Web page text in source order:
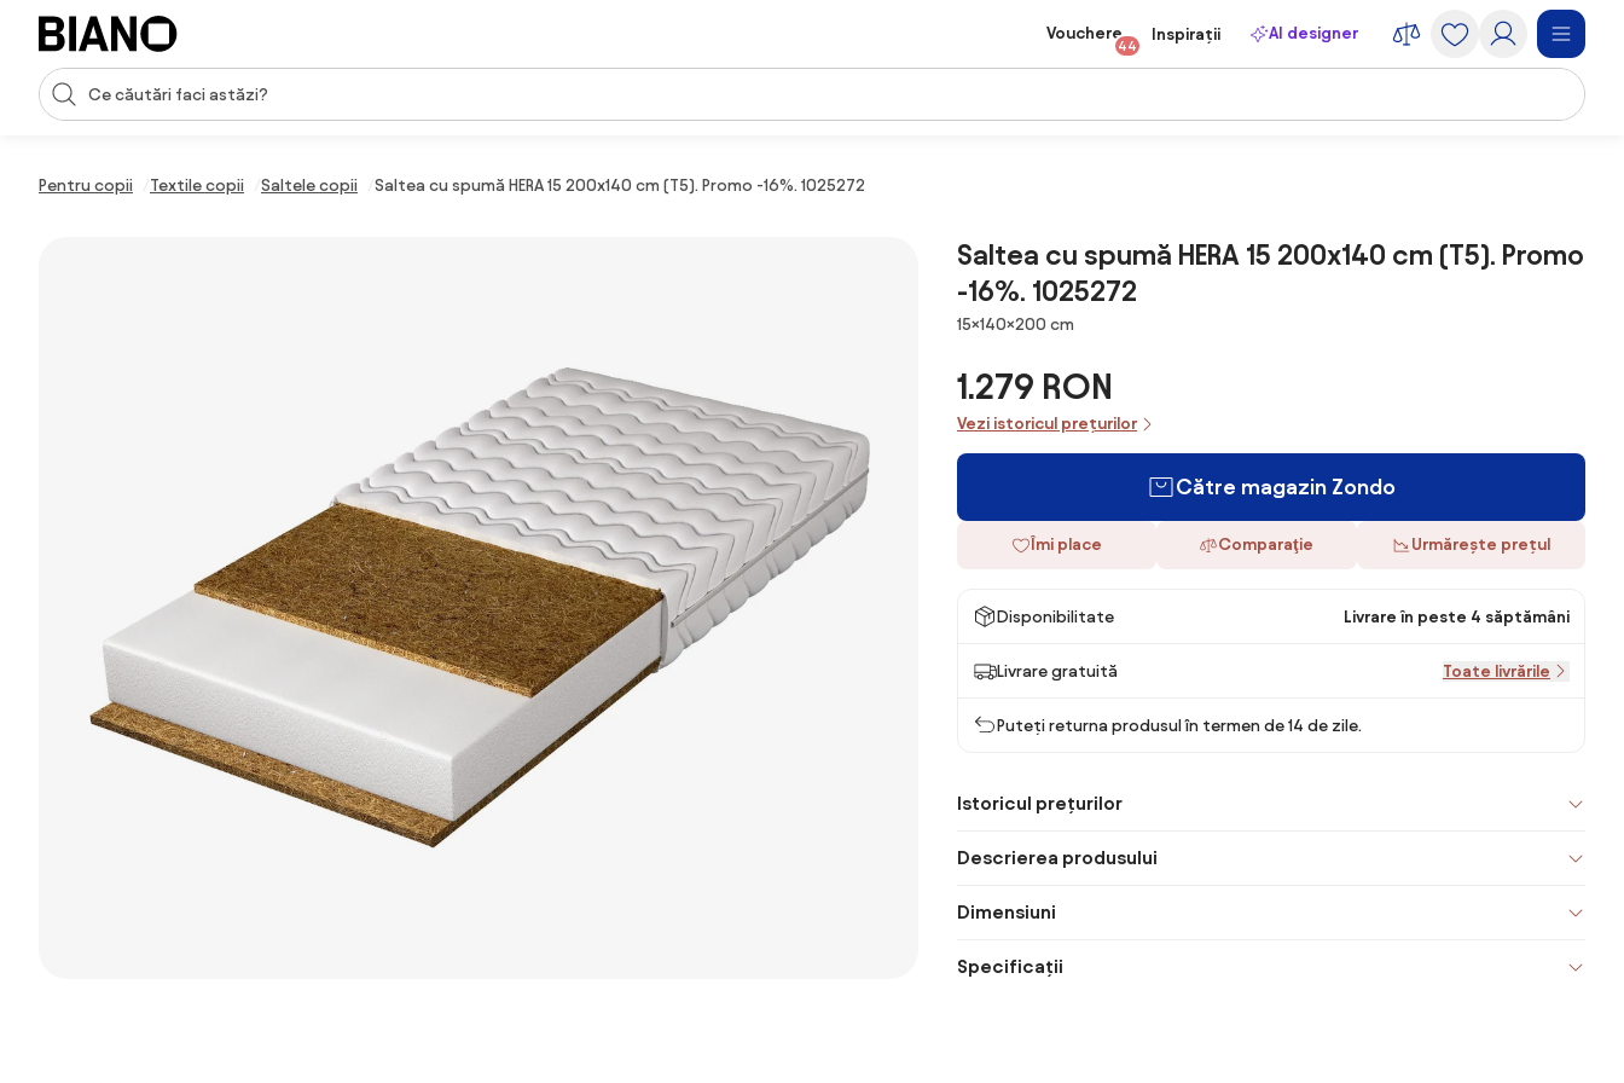
Sari peste navigare, accesează conținutul
Introducerea căutării
Vouchere
44
Inspirații AI designer
Pentru copii Textile copii Saltele copii Saltea cu spumă HERA 15 200x140 cm (T5). Promo -16%. 1025272
Saltea cu spumă HERA 15 200x140 cm (T5). Promo
-16%. 1025272
Dimensiuni
15×140×200 cm
1.279 RON
Vezi istoricul prețurilor
Către magazin Zondo
Îmi place Comparaţie Urmărește prețul
Disponibilitate Livrare în peste 4 săptămâni
Livrare gratuită Toate livrările
Puteți returna produsul în termen de 14 de zile.
Istoricul prețurilor
Descrierea produsului
Dimensiuni
Specificații